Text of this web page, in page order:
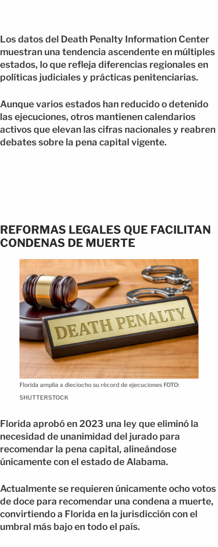
Los datos del Death Penalty Information Center
muestran una tendencia ascendente en múltiples
estados, lo que refleja diferencias regionales en
políticas judiciales y prácticas penitenciarias.
Aunque varios estados han reducido o detenido
las ejecuciones, otros mantienen calendarios
activos que elevan las cifras nacionales y reabren
debates sobre la pena capital vigente.
REFORMAS LEGALES QUE FACILITAN
CONDENAS DE MUERTE
Florida amplía a dieciocho su récord de ejecuciones FOTO:
SHUTTERSTOCK
Florida aprobó en 2023 una ley que eliminó la
necesidad de unanimidad del jurado para
recomendar la pena capital, alineándose
únicamente con el estado de Alabama.
Actualmente se requieren únicamente ocho votos
de doce para recomendar una condena a muerte,
convirtiendo a Florida en la jurisdicción con el
umbral más bajo en todo el país.